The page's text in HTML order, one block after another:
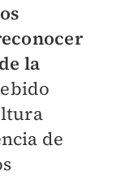
la
de